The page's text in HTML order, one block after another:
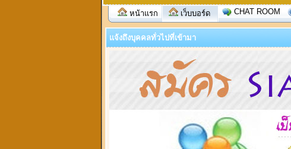
หน้าแรก เว็บบอร์ด CHAT ROOM
แจ้งถึงบุคคลทั่วไปที่เข้ามา